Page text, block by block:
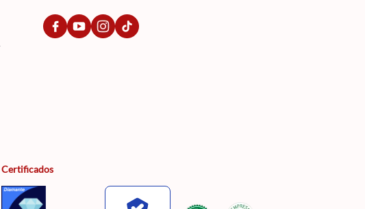
Certificados